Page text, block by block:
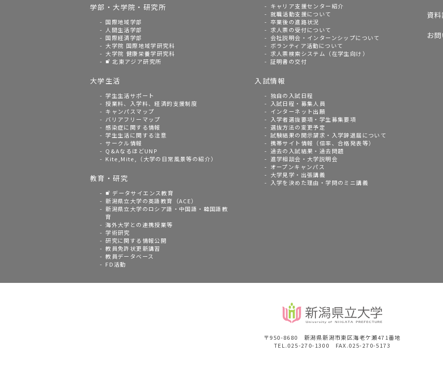
学部・大学院・研究所
国際地域学部
人間生活学部
国際経済学部
大学院 国際地域学研究科
大学院 健康栄養学研究科
北東アジア研究所
大学生活
学生生活サポート
授業料、入学料、経済的支援制度
キャンパスマップ
バリアフリーマップ
感染症に関する情報
学生生活に関する注意
サークル情報
Q&AなるほどUNP
Kite,Mite,（大学の日常風景等の紹介）
教育・研究
データサイエンス教育
新潟県立大学の英語教育（ACE）
新潟県立大学のロシア語・中国語・韓国語教
育
海外大学との連携授業等
学術研究
研究に関する情報公開
教員免許状更新講習
教員データベース
FD活動
キャリア支援センター紹介
就職活動支援について
卒業後の進路状況
求人票の受付について
会社説明会・インターンシップについて
ボランティア活動について
求人票検索システム（在学生向け）
証明書の交付
入試情報
独自の入試日程
入試日程・募集人員
インターネット出願
入学者選抜要項・学生募集要項
選抜方法の変更予定
試験結果の開示請求・入学辞退届について
携帯サイト情報（倍率、合格発表等）
過去の入試結果・過去問題
進学相談会・大学説明会
オープンキャンパス
大学見学・出張講義
入学を決めた理由・学問のミニ講義
資
お
〒950-8680 新潟県新潟市東区海老ケ瀬471番地
TEL.025-270-1300 FAX.025-270-5173